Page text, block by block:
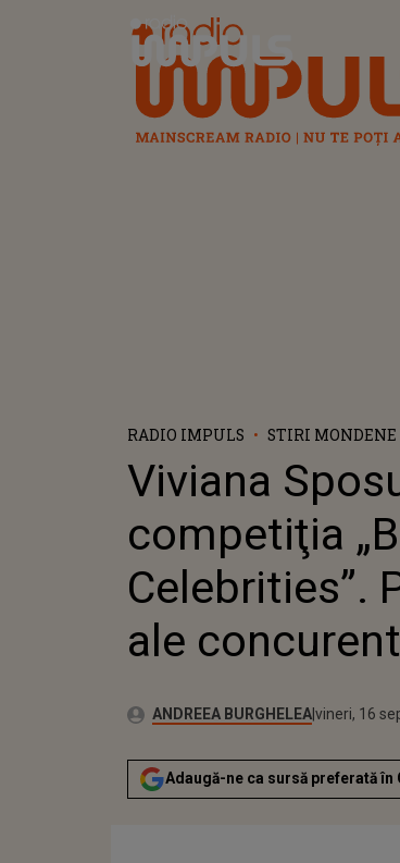
Radio Impuls
RADIO IMPULS STIRI MONDENE
Viviana
competiţia
Celebrities”.
ale
Autor:ANDREEA BURGHELEAPublicat:
joi, 16
Actualizat:
vineri, 16
Adaugă-ne ca sursă preferată în